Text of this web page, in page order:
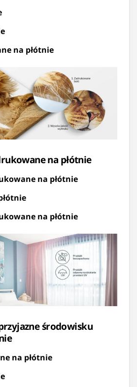
na płótnie
na płótnie
na płótnie
na płótnie
środowisku
na płótnie